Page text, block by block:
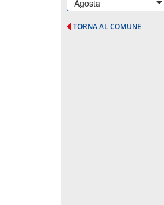
Agosta
TORNA AL COMUNE